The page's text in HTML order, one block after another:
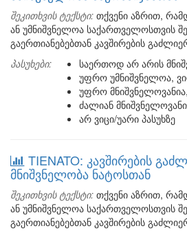
შეკითხვის ტექსტი: თქვენი აზრით,
ან უმნიშვნელოა საქართველოსთვის
გაერთიანებებთან კავშირების
პასუხები:
საერთოდ არ არის
უფრო უმნიშვნელოა,
უფრო
ძალიან
არ ვიცი/უარი პასუხზე
TIENATO: კავშირების
მნიშვნელობა ნატოსთან
შეკითხვის ტექსტი: თქვენი აზრით,
ან უმნიშვნელოა საქართველოსთვის
გაერთიანებებთან კავშირების